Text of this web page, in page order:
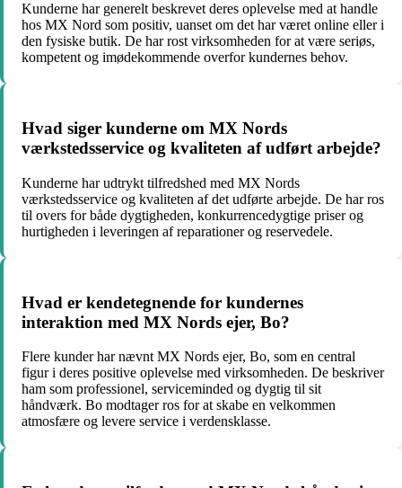
Kunderne har generelt beskrevet deres oplevelse med at handle
hos MX Nord som positiv, uanset om det har været online eller i
den fysiske butik. De har rost virksomheden for at være seriøs,
kompetent og imødekommende overfor kundernes behov.
Hvad siger kunderne om MX Nords
værkstedsservice og kvaliteten af udført arbejde?
Kunderne har udtrykt tilfredshed med MX Nords
værkstedsservice og kvaliteten af det udførte arbejde. De har ros
til overs for både dygtigheden, konkurrencedygtige priser og
hurtigheden i leveringen af reparationer og reservedele.
Hvad er kendetegnende for kundernes
interaktion med MX Nords ejer, Bo?
Flere kunder har nævnt MX Nords ejer, Bo, som en central
figur i deres positive oplevelse med virksomheden. De beskriver
ham som professionel, serviceminded og dygtig til sit
håndværk. Bo modtager ros for at skabe en velkommen
atmosfære og levere service i verdensklasse.